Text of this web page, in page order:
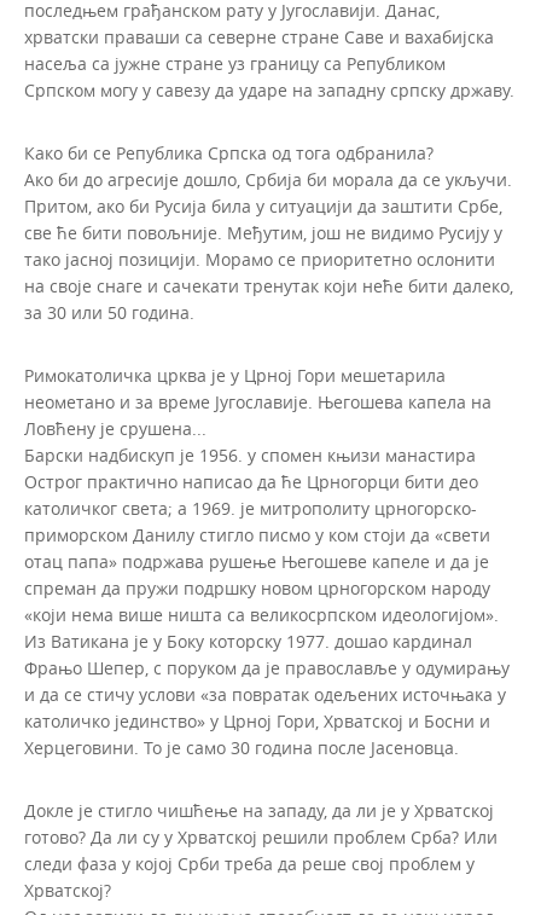
последњем грађанском рату у Југославији. Данас,
хрватски праваши са северне стране Саве и вахабијска
насеља са јужне стране уз границу са Републиком
Српском могу у савезу да ударе на западну српску државу.
Како би се Република Српска од тога одбранила?
Ако би до агресије дошло, Србија би морала да се укључи.
Притом, ако би Русија била у ситуацији да заштити Србе,
све ће бити повољније. Међутим, још не видимо Русију у
тако јасној позицији. Морамо се приоритетно ослонити
на своје снаге и сачекати тренутак који неће бити далеко,
за 30 или 50 година.
Римокатоличка црква је у Црној Гори мешетарила
неометано и за време Југославије. Његошева капела на
Ловћену је срушена...
Барски надбискуп је 1956. у спомен књизи манастира
Острог практично написао да ће Црногорци бити део
католичког света; а 1969. је митрополиту црногорско-
приморском Данилу стигло писмо у ком стоји да «свети
отац папа» подржава рушење Његошеве капеле и да је
спреман да пружи подршку новом црногорском народу
«који нема више ништа са великосрпском идеологијом».
Из Ватикана је у Боку которску 1977. дошао кардинал
Фрањо Шепер, с поруком да је православље у одумирању
и да се стичу услови «за повратак одељених источњака у
католичко јединство» у Црној Гори, Хрватској и Босни и
Херцеговини. То је само 30 година после Јасеновца.
Докле је стигло чишћење на западу, да ли је у Хрватској
готово? Да ли су у Хрватској решили проблем Срба? Или
следи фаза у којој Срби треба да реше свој проблем у
Хрватској?